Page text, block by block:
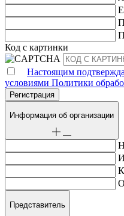
Код с картинки
Настоящим
условиями Политики
Информация об организации
Представитель